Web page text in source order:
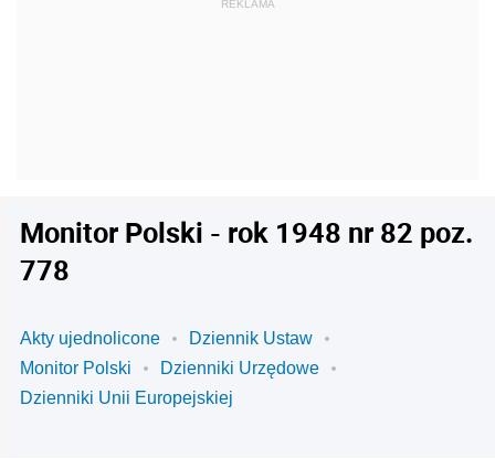
Monitor Polski - rok 1948 nr 82 poz.
778
Akty ujednolicone
Dziennik Ustaw
Monitor Polski
Dzienniki Urzędowe
Dzienniki Unii Europejskiej